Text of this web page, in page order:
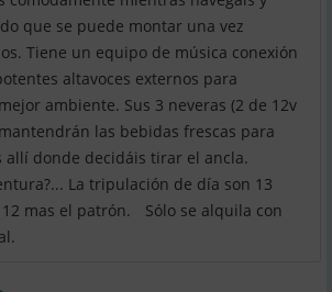
que se puede montar una vez
Tiene un equipo de música conexión
altavoces externos para
ambiente. Sus 3 neveras (2 de 12v
las bebidas frescas para
allí donde decidáis tirar el ancla.
La tripulación de día son 13
mas el patrón. Sólo se alquila con